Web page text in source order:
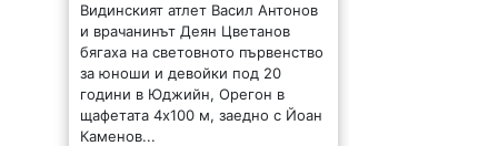
Оселна посрещна
много самодейци и
гости за празника си /
СНИМКИ/